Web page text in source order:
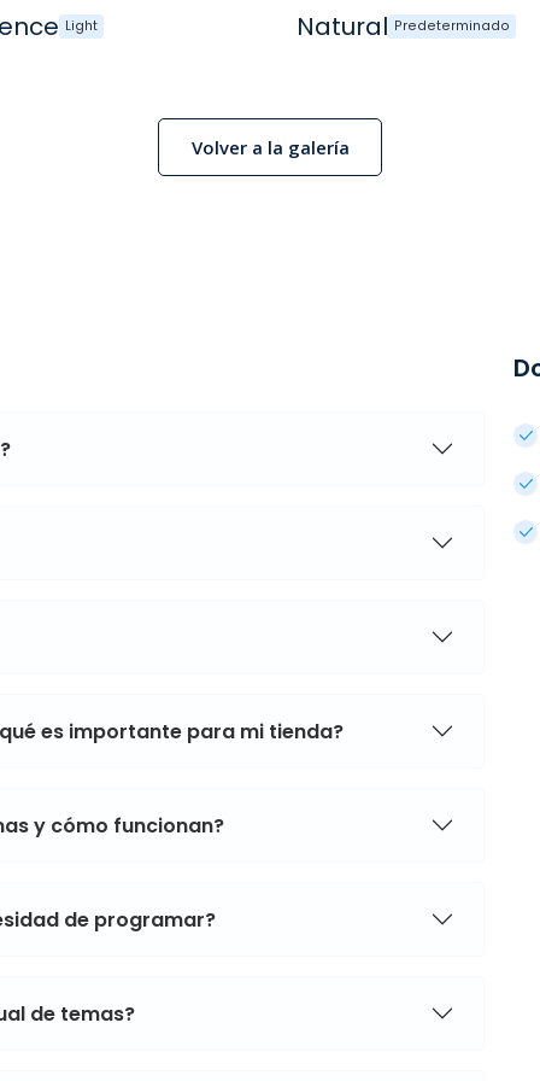
Light Natural Predeterminado
Volver a la galería
es importante para mi tienda?
y cómo funcionan?
de programar?
de temas?